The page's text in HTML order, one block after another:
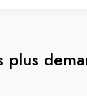
plus